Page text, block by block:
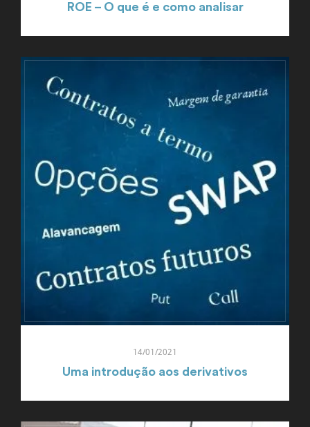
ROE – O que é e como analisar
14/01/2021
Uma introdução aos derivativos